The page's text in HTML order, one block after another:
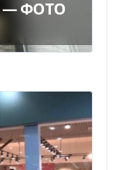
— ФОТО